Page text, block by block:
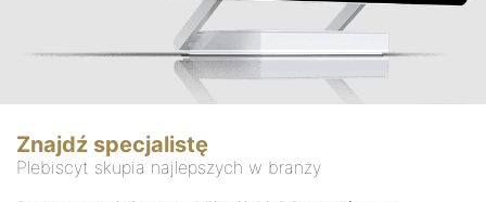
Znajdź specjalistę
Plebiscyt skupia najlepszych w branży